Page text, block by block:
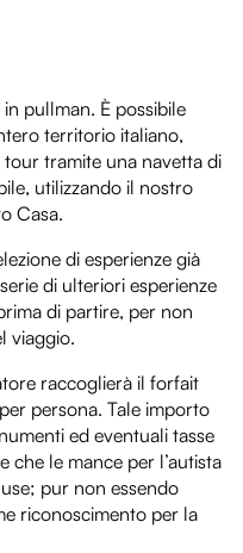
pullman. È possibile
territorio italiano,
tramite una navetta di
utilizzando il nostro
Casa.
di esperienze già
di ulteriori esperienze
di partire, per non
viaggio.
raccoglierà il forfait
persona. Tale importo
ed eventuali tasse
che le mance per l’autista
pur non essendo
riconoscimento per la